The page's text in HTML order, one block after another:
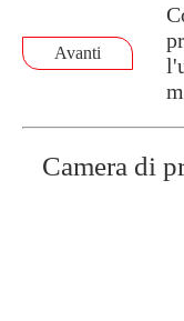
Avanti
Camera di